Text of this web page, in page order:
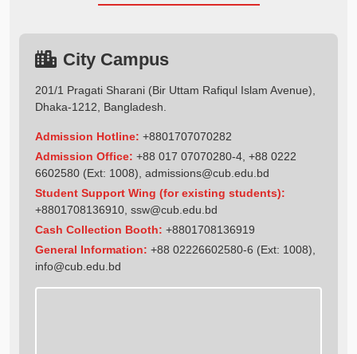
City Campus
201/1 Pragati Sharani (Bir Uttam Rafiqul Islam Avenue),
Dhaka-1212, Bangladesh.
Admission Hotline: +8801707070282
Admission Office: +88 017 07070280-4, +88 0222
6602580 (Ext: 1008), admissions@cub.edu.bd
Student Support Wing (for existing students):
+8801708136910 ssw@cub.edu.bd
Cash Collection Booth: +8801708136919
General Information: +88 02226602580-6 (Ext: 1008),
info@cub.edu.bd